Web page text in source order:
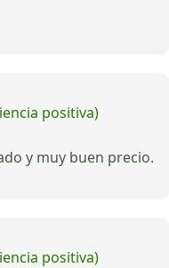
positiva)
y muy buen precio.
positiva)